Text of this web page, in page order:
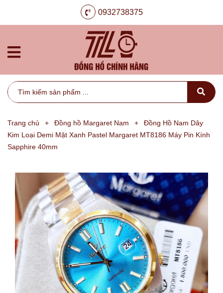
0932738375
Trang chủ + Đồng hồ Margaret Nam +
Đồng Hồ Nam Dây
Kim Loại Demi Mặt Xanh Pastel Margaret MT8186 Máy Pin Kính
Sapphire 40mm